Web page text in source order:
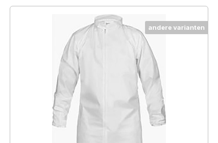
andere varianten